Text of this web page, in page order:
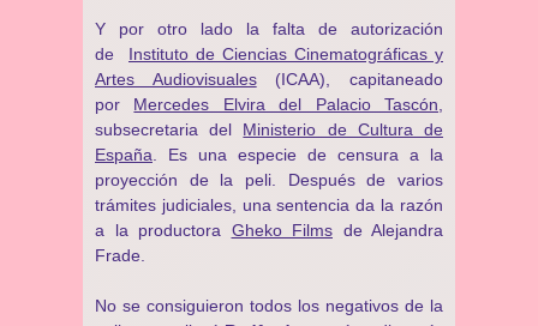
Y por otro lado la falta de autorización
de Instituto de Ciencias Cinematográficas y
Artes Audiovisuales(ICAA), capitaneado
por Mercedes Elvira del Palacio Tascón
subsecretaria del Ministerio de Cultura de
España . Es una especie de censura a la
proyección de la peli. Después de varios
trámites judiciales, una sentencia da la razón
a la productora Gheko Films de Alejandra
Frade.
No se consiguieron todos los negativos de la